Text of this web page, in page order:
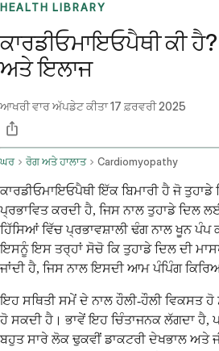
HEALTH LIBRARY
ਕਾਰਡੀਓਮਾਇਓਪੈਥੀ ਕੀ
ਅਤੇ ਇਲਾਜ
ਆਖਰੀ ਵਾਰ ਅੱਪਡੇਟ ਕੀਤਾ17 ਫ਼ਰਵਰੀ 2025
ਘਰ ਰੋਗ ਅਤੇ ਹਾਲਾਤ Cardiomyopathy
ਕਾਰਡੀਓਮਾਇਓਪੈਥੀ ਇੱਕ ਬਿਮਾਰੀ ਹੈ ਜੋ ਤੁਹਾਡੇ
ਪ੍ਰਭਾਵਿਤ ਕਰਦੀ ਹੈ, ਜਿਸ ਨਾਲ ਤੁਹਾਡੇ ਦਿਲ
ਹਿੱਸਿਆਂ ਵਿੱਚ ਪ੍ਰਭਾਵਸ਼ਾਲੀ ਢੰਗ ਨਾਲ ਖੂਨ ਪੰਪ
ਇਸਨੂੰ ਇਸ ਤਰ੍ਹਾਂ ਸੋਚੋ ਕਿ ਤੁਹਾਡੇ ਦਿਲ ਦੀ
ਜਾਂਦੀ ਹੈ, ਜਿਸ ਨਾਲ ਇਸਦੀ ਆਮ ਪੰਪਿੰਗ
ਇਹ ਸਥਿਤੀ ਸਮੇਂ ਦੇ ਨਾਲ ਹੌਲੀ-ਹੌਲੀ ਵਿਕਸਤ
ਹੋ ਸਕਦੀ ਹੈ। ਭਾਵੇਂ ਇਹ ਚਿੰਤਾਜਨਕ ਲੱਗਦਾ ਹੈ,
ਬਹੁਤ ਸਾਰੇ ਲੋਕ ਢੁਕਵੀਂ ਡਾਕਟਰੀ ਦੇਖਭਾਲ ਅਤੇ